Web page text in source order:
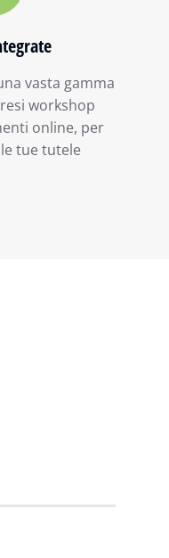
vasta gamma
workshop
online, per
tue tutele